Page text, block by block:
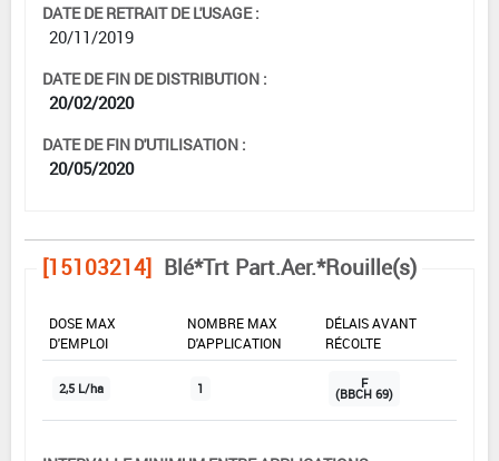
DATE DE RETRAIT DE L'USAGE :
20/11/2019
DATE DE FIN DE DISTRIBUTION :
20/02/2020
DATE DE FIN D'UTILISATION :
20/05/2020
[15103214] Blé*Trt Part.Aer.*Rouille(s)
DOSE MAX
D'EMPLOI
NOMBRE MAX
D'APPLICATION
DÉLAIS AVANT
RÉCOLTE
2,5 L/ha 1 F
(BBCH 69)